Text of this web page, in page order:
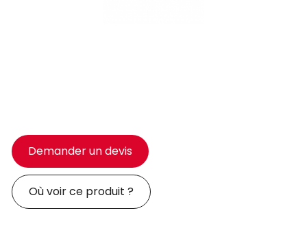
Demander un devis
Où voir ce produit ?